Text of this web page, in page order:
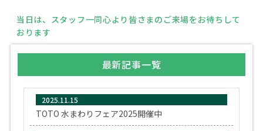
当日は、スタッフ一同心より皆さまのご来場をお待ちして
おります
最新記事一覧
2025.11.15
TOTO 水まわりフェア2025開催中